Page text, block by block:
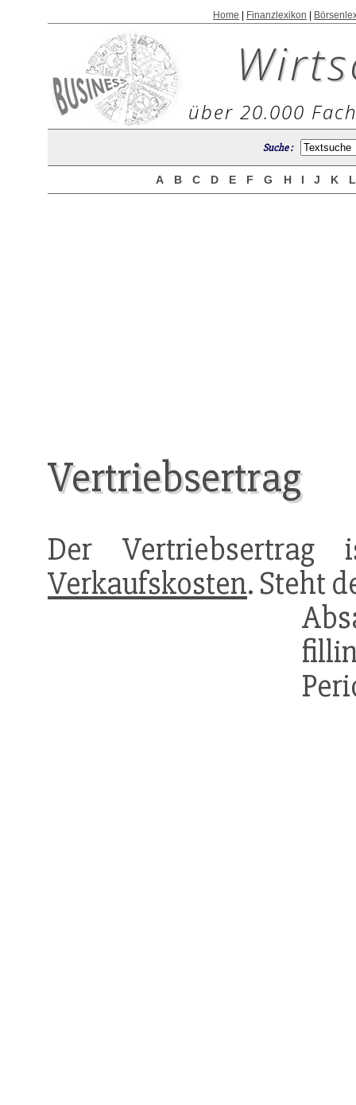
Home Finanzlexikon
über 20.000
Suche :
A B C D E F G H I J K
Vertriebsertrag
Der
Verkaufskosten. Steht